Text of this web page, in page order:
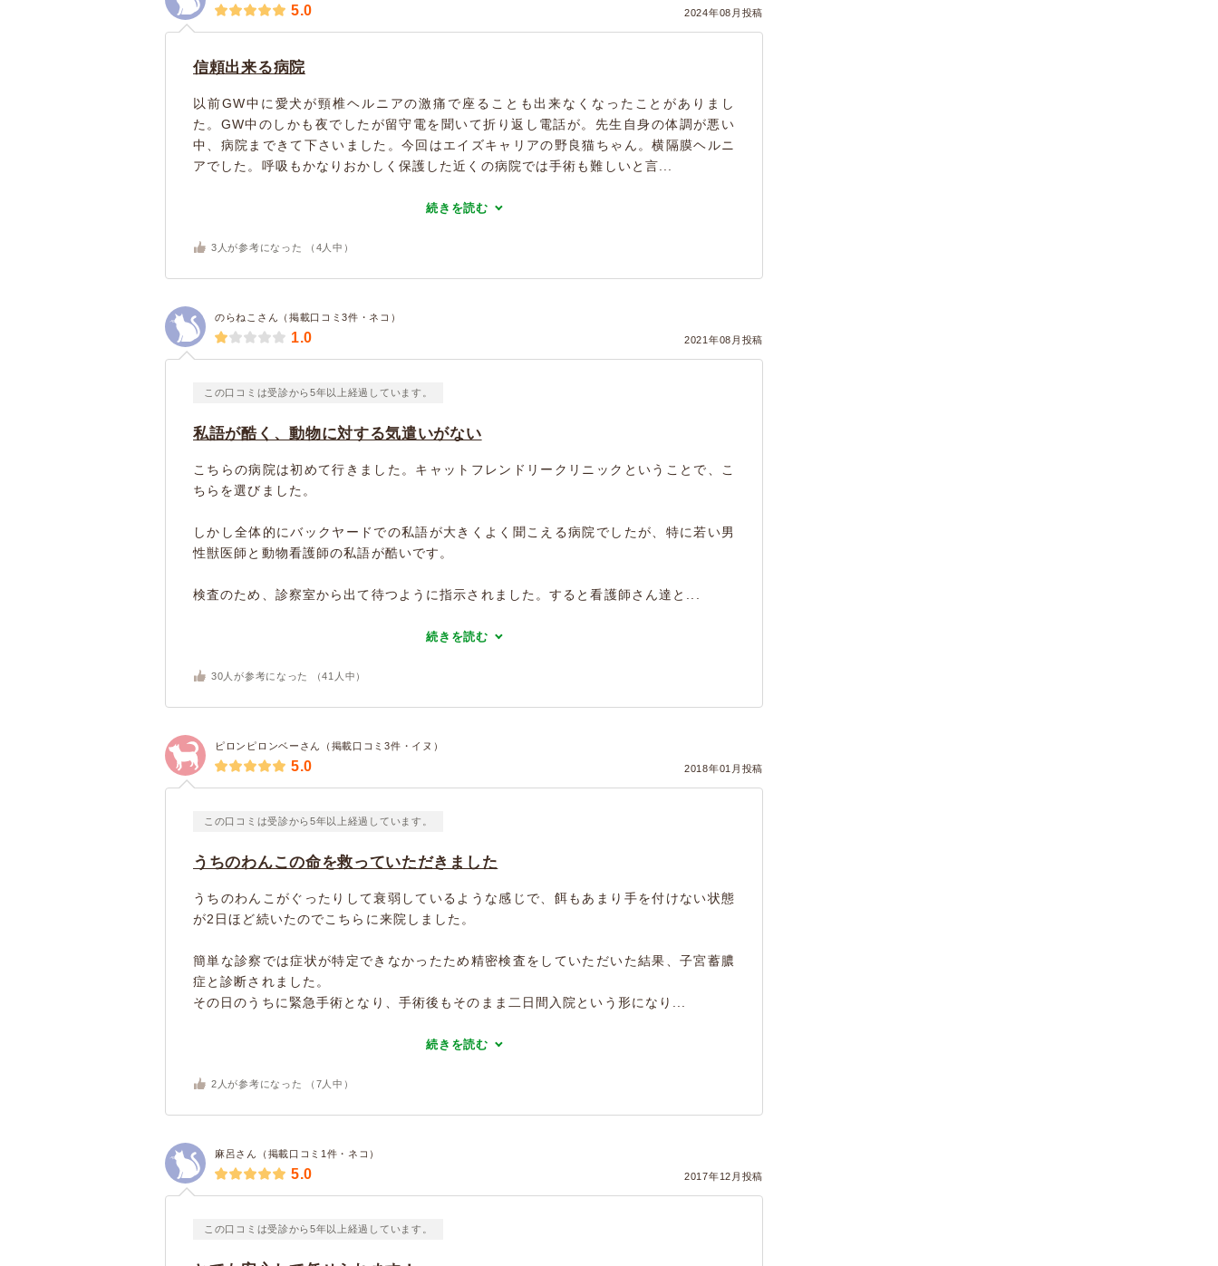
2024年08月投稿
5.0
信頼出来る病院
以前GW中に愛犬が頸椎ヘルニアの激痛で座ることも出来なくなったことがありまし
た。GW中のしかも夜でしたが留守電を聞いて折り返し電話が。先生自身の体調が悪い
中、病院まできて下さいました。今回はエイズキャリアの野良猫ちゃん。横隔膜ヘルニ
アでした。呼吸もかなりおかしく保護した近くの病院では手術も難しいと言...
続きを読む
3 人が参考になった （ 4 人中）
のらねこさん（掲載口コミ3件・ネコ）
2021年08月投稿
1.0
この口コミは受診から5年以上経過しています。
私語が酷く、動物に対する気遣いがない
こちらの病院は初めて行きました。キャットフレンドリークリニックということで、こ
ちらを選びました。
しかし全体的にバックヤードでの私語が大きくよく聞こえる病院でしたが、特に若い男
性獣医師と動物看護師の私語が酷いです。
検査のため、診察室から出て待つように指示されました。すると看護師さん達と...
続きを読む
30 人が参考になった （41 人中）
ピロンピロンベーさん（掲載口コミ3件・イヌ）
2018年01月投稿
5.0
この口コミは受診から5年以上経過しています。
うちのわんこの命を救っていただきました
うちのわんこがぐったりして衰弱しているような感じで、餌もあまり手を付けない状態
が2日ほど続いたのでこちらに来院しました。
簡単な診察では症状が特定できなかったため精密検査をしていただいた結果、子宮蓄膿
症と診断されました。
その日のうちに緊急手術となり、手術後もそのまま二日間入院という形になり...
続きを読む
2 人が参考になった （ 7 人中）
麻呂さん（掲載口コミ1件・ネコ）
2017年12月投稿
5.0
この口コミは受診から5年以上経過しています。